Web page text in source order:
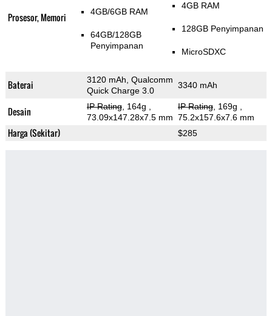
Prosesor, Memori 4GB/6GB RAM
64GB/128GB
Penyimpanan
4GB RAM
128GB Penyimpanan
MicroSDXC
Baterai
3120 mAh, Qualcomm
Quick Charge 3.0
3340 mAh
Desain IP Rating, 164g
73.09x147.28x7.5 mm
IP Rating, 169g
75.2x157.6x7.6 mm
Harga (Sekitar) $285